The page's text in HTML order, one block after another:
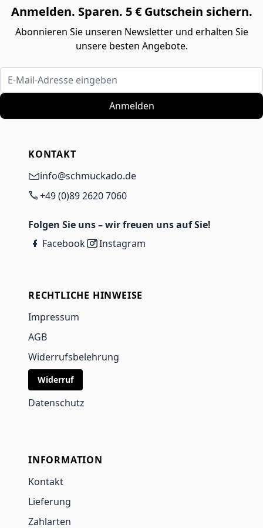
Anmelden. Sparen. 5 € Gutschein sichern.
Abonnieren Sie unseren Newsletter und erhalten Sie
unsere besten Angebote.
E-Mail-Adresse eingeben
Anmelden
KONTAKT
info@schmuckado.de
+49 (0)89 2620 7060
Folgen Sie uns – wir freuen uns auf Sie!
Facebook
Instagram
RECHTLICHE HINWEISE
Impressum
AGB
Widerrufsbelehrung
Widerruf
Datenschutz
INFORMATION
Kontakt
Lieferung
Zahlarten